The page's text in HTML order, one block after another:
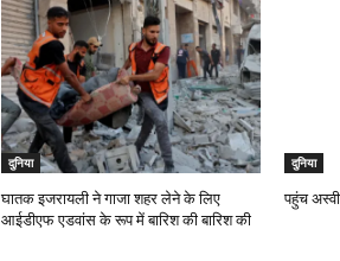
दुनिया
घातक इजरायली ने गाजा शहर लेने के लिए
आईडीएफ एडवांस के रूप में बारिश की बारिश की
दुनिया
पहुंच